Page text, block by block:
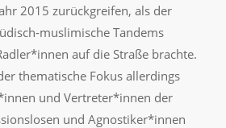
2015 zurückgreifen, als der
muslimische Tandems
auf die Straße brachte.
thematische Fokus allerdings
und Vertreter*innen der
und Agnostiker*innen